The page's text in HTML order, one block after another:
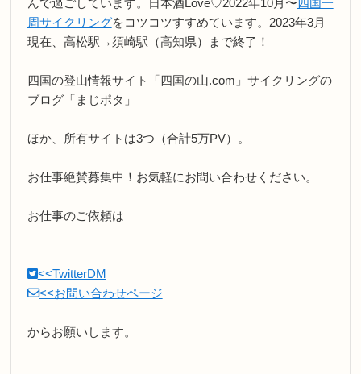
周サイクリングをコツコツすすめています。2023年3月
現在、高松駅→須崎駅（高知県）まで終了！
四国の登山情報サイト「四国の山.com」サイクリングの
ブログ「まじポタ」
ほか、所有サイトは3つ（合計5万PV）。
お仕事絶賛募集中！お気軽にお問い合わせください。
お仕事のご依頼は
<<TwitterDM
<<お問い合わせページ
からお願いします。